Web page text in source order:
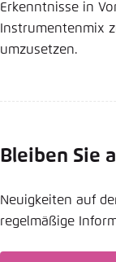
Erkenntnisse in
Instrumentenmix
umzusetzen.
Bleiben Sie
Neuigkeiten auf
regelmäßige